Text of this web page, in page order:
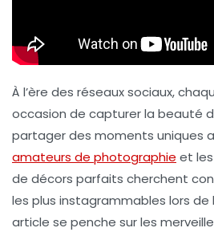
À l’ère des réseaux sociaux,
occasion de capturer la beauté
partager des moments uniques
amateurs de photographie et
de décors parfaits cherchent
les plus instagrammables lors de
article se penche sur les